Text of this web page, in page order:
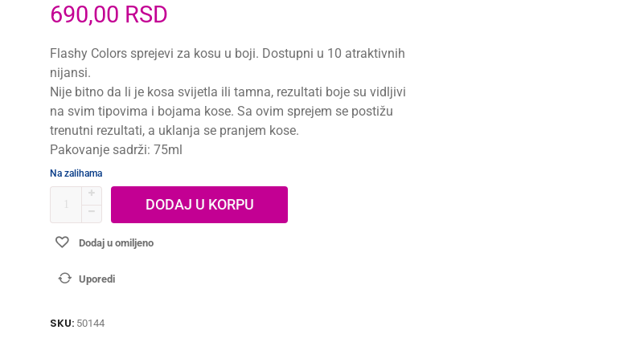
690,00 RSD
Flashy Colors sprejevi za kosu u boji. Dostupni u 10 atraktivnih
nijansi.
Nije bitno da li je kosa svijetla ili tamna, rezultati boje su vidljivi
na svim tipovima i bojama kose. Sa ovim sprejem se postižu
trenutni rezultati, a uklanja se pranjem kose.
Pakovanje sadrži: 75ml
Na zalihama
DODAJ U KORPU
Dodaj u omiljeno
Uporedi
SKU: 50144